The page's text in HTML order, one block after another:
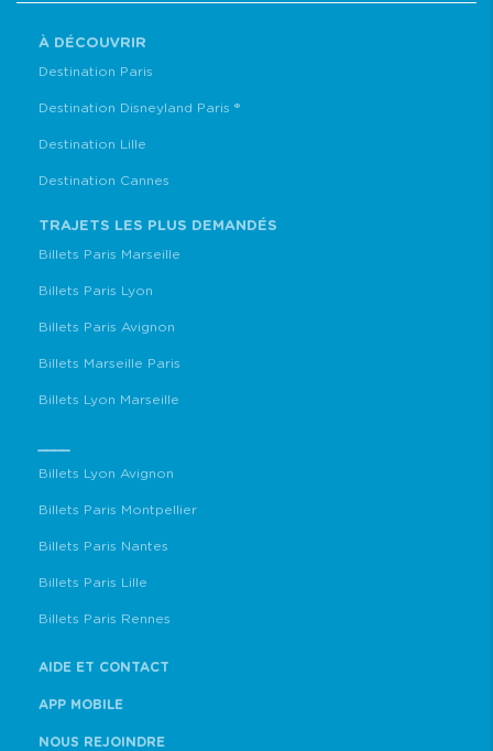
À DÉCOUVRIR
Destination Paris
Destination Disneyland Paris ®
Destination Lille
Destination Cannes
TRAJETS LES PLUS DEMANDÉS
Billets Paris Marseille
Billets Paris Lyon
Billets Paris Avignon
Billets Marseille Paris
Billets Lyon Marseille
Billets Lyon Avignon
Billets Paris Montpellier
Billets Paris Nantes
Billets Paris Lille
Billets Paris Rennes
AIDE ET CONTACT
APP MOBILE
NOUS REJOINDRE